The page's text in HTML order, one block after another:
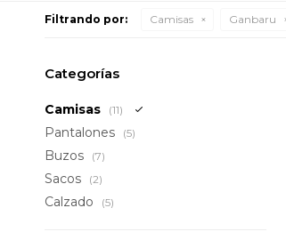
Filtrando por: Camisas Ganbaru
Categorías
Camisas (11)
Pantalones (5)
Buzos (7)
Sacos (2)
Calzado (5)